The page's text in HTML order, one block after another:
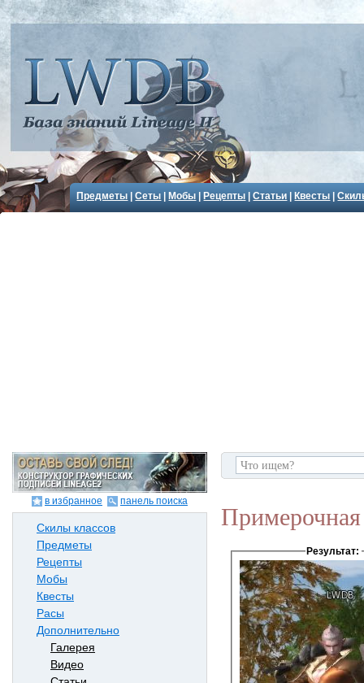
Предметы |Сеты Мобы Рецепты |Статьи Квесты |
в избранное панель поиска
Скилы классов
Предметы
Рецепты
Мобы
Квесты
Расы
Дополнительно
Галерея
Видео
Результат: